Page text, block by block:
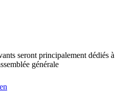
seront principalement dédiés à
générale